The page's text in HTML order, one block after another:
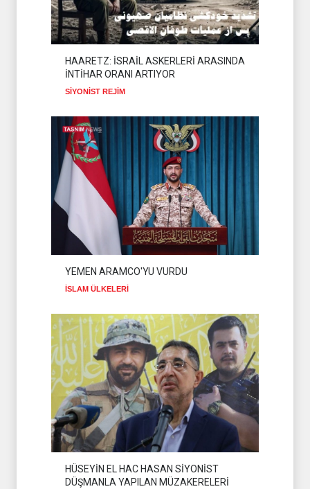
İSLAM ÜLKELERİ
07 Ağustos 2026
THE TELEGRAPH: İRAN
SAVAŞTAN ZAFERLE ÇIKTI
İSLAM ÜLKELERİ
KONSEYİ'NE ÇAĞRI
HAMAS 09 Ağustos 2026
HAARETZ: İSRAİL ASKERLERİ ARASINDA
İNTİHAR ORANI ARTIYOR
SİYONİST REJİM
YEMEN ARAMCO'YU VURDU
İSLAM ÜLKELERİ
HÜSEYİN EL HAC HASAN SİYONİST
DÜŞMANLA YAPILAN MÜZAKERELERİ